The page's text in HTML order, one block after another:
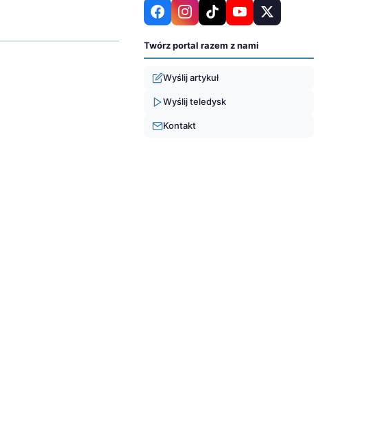
Twórz portal razem z nami
Wyślij artykuł
Wyślij teledysk
Kontakt